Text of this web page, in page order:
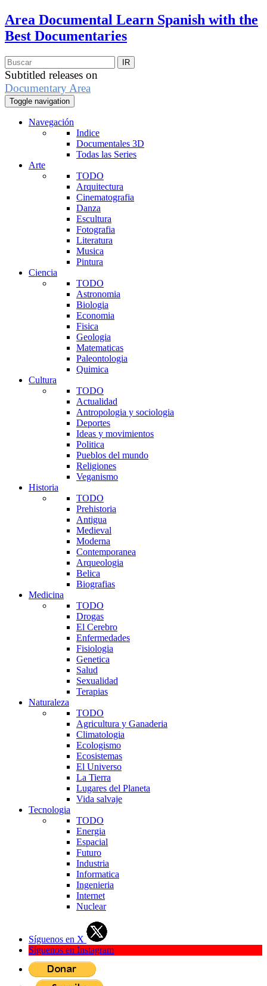
Area Documental Learn Spanish with the
Best Documentaries
Subtitled releases on
Documentary Area
Toggle navigation
Navegación
Indice
Documentales 3D
Todas las Series
Arte
TODO
Arquitectura
Cinematografia
Danza
Escultura
Fotografia
Literatura
Musica
Pintura
Ciencia
TODO
Astronomia
Biologia
Economia
Fisica
Geologia
Matematicas
Paleontologia
Quimica
Cultura
TODO
Actualidad
Antropologia y sociologia
Deportes
Ideas y movimientos
Politica
Pueblos del mundo
Religiones
Veganismo
Historia
TODO
Prehistoria
Antigua
Medieval
Moderna
Contemporanea
Arqueologia
Belica
Biografias
Medicina
TODO
Drogas
El Cerebro
Enfermedades
Fisiologia
Genetica
Salud
Sexualidad
Terapias
Naturaleza
TODO
Agricultura y Ganaderia
Climatologia
Ecologismo
Ecosistemas
El Universo
La Tierra
Lugares del Planeta
Vida salvaje
Tecnologia
TODO
Energia
Espacial
Futuro
Industria
Informatica
Ingenieria
Internet
Nuclear
Síguenos en X
Síguenos en Instagram